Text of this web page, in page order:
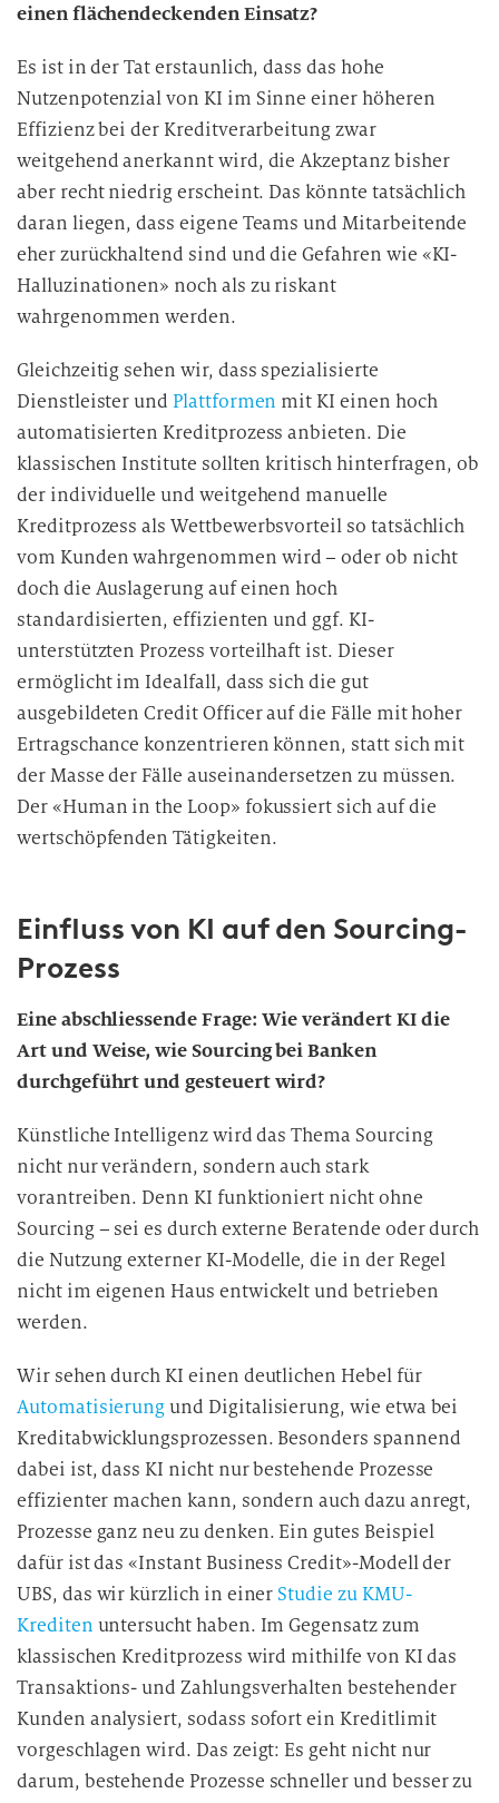
einen flächendeckenden Einsatz?
Es ist in der Tat erstaunlich, dass das hohe
Nutzenpotenzial von KI im Sinne einer höheren
Effizienz bei der Kreditverarbeitung zwar
weitgehend anerkannt wird, die Akzeptanz bisher
aber recht niedrig erscheint. Das könnte tatsächlich
daran liegen, dass eigene Teams und Mitarbeitende
eher zurückhaltend sind und die Gefahren wie «KI-
Halluzinationen» noch als zu riskant
wahrgenommen werden.
Gleichzeitig sehen wir, dass spezialisierte
Dienstleister undPlattformen mit KI einen hoch
automatisierten Kreditprozess anbieten. Die
klassischen Institute sollten kritisch hinterfragen, ob
der individuelle und weitgehend manuelle
Kreditprozess als Wettbewerbsvorteil so tatsächlich
vom Kunden wahrgenommen wird – oder ob nicht
doch die Auslagerung auf einen hoch
standardisierten, effizienten und ggf. KI-
unterstützten Prozess vorteilhaft ist. Dieser
ermöglicht im Idealfall, dass sich die gut
ausgebildeten Credit Officer auf die Fälle mit hoher
Ertragschance konzentrieren können, statt sich mit
der Masse der Fälle auseinandersetzen zu müssen.
Der «Human in the Loop» fokussiert sich auf die
wertschöpfenden Tätigkeiten.
Einfluss von KI auf den Sourcing-
Prozess
Eine abschliessende Frage: Wie verändert KI die
Art und Weise, wie Sourcing bei Banken
durchgeführt und gesteuert wird?
Künstliche Intelligenz wird das Thema Sourcing
nicht nur verändern, sondern auch stark
vorantreiben. Denn KI funktioniert nicht ohne
Sourcing – sei es durch externe Beratende oder durch
die Nutzung externer KI-Modelle, die in der Regel
nicht im eigenen Haus entwickelt und betrieben
werden.
Wir sehen durch KI einen deutlichen Hebel für
Automatisierungund Digitalisierung, wie etwa bei
Kreditabwicklungsprozessen. Besonders spannend
dabei ist, dass KI nicht nur bestehende Prozesse
effizienter machen kann, sondern auch dazu anregt,
Prozesse ganz neu zu denken. Ein gutes Beispiel
dafür ist das «Instant Business Credit»-Modell der
UBS, das wir kürzlich in einerStudie zu KMU-
Krediten untersucht haben. Im Gegensatz zum
klassischen Kreditprozess wird mithilfe von KI das
Transaktions- und Zahlungsverhalten bestehender
Kunden analysiert, sodass sofort ein Kreditlimit
vorgeschlagen wird. Das zeigt: Es geht nicht nur
darum, bestehende Prozesse schneller und besser zu